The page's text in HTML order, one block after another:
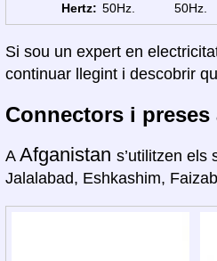
Hertz: 50Hz. 50Hz.
Si sou un expert en
continuar llegint i descobrir
Connectors i preses
A Afganistan s’utilitzen els
Jalalabad, Eshkashim,